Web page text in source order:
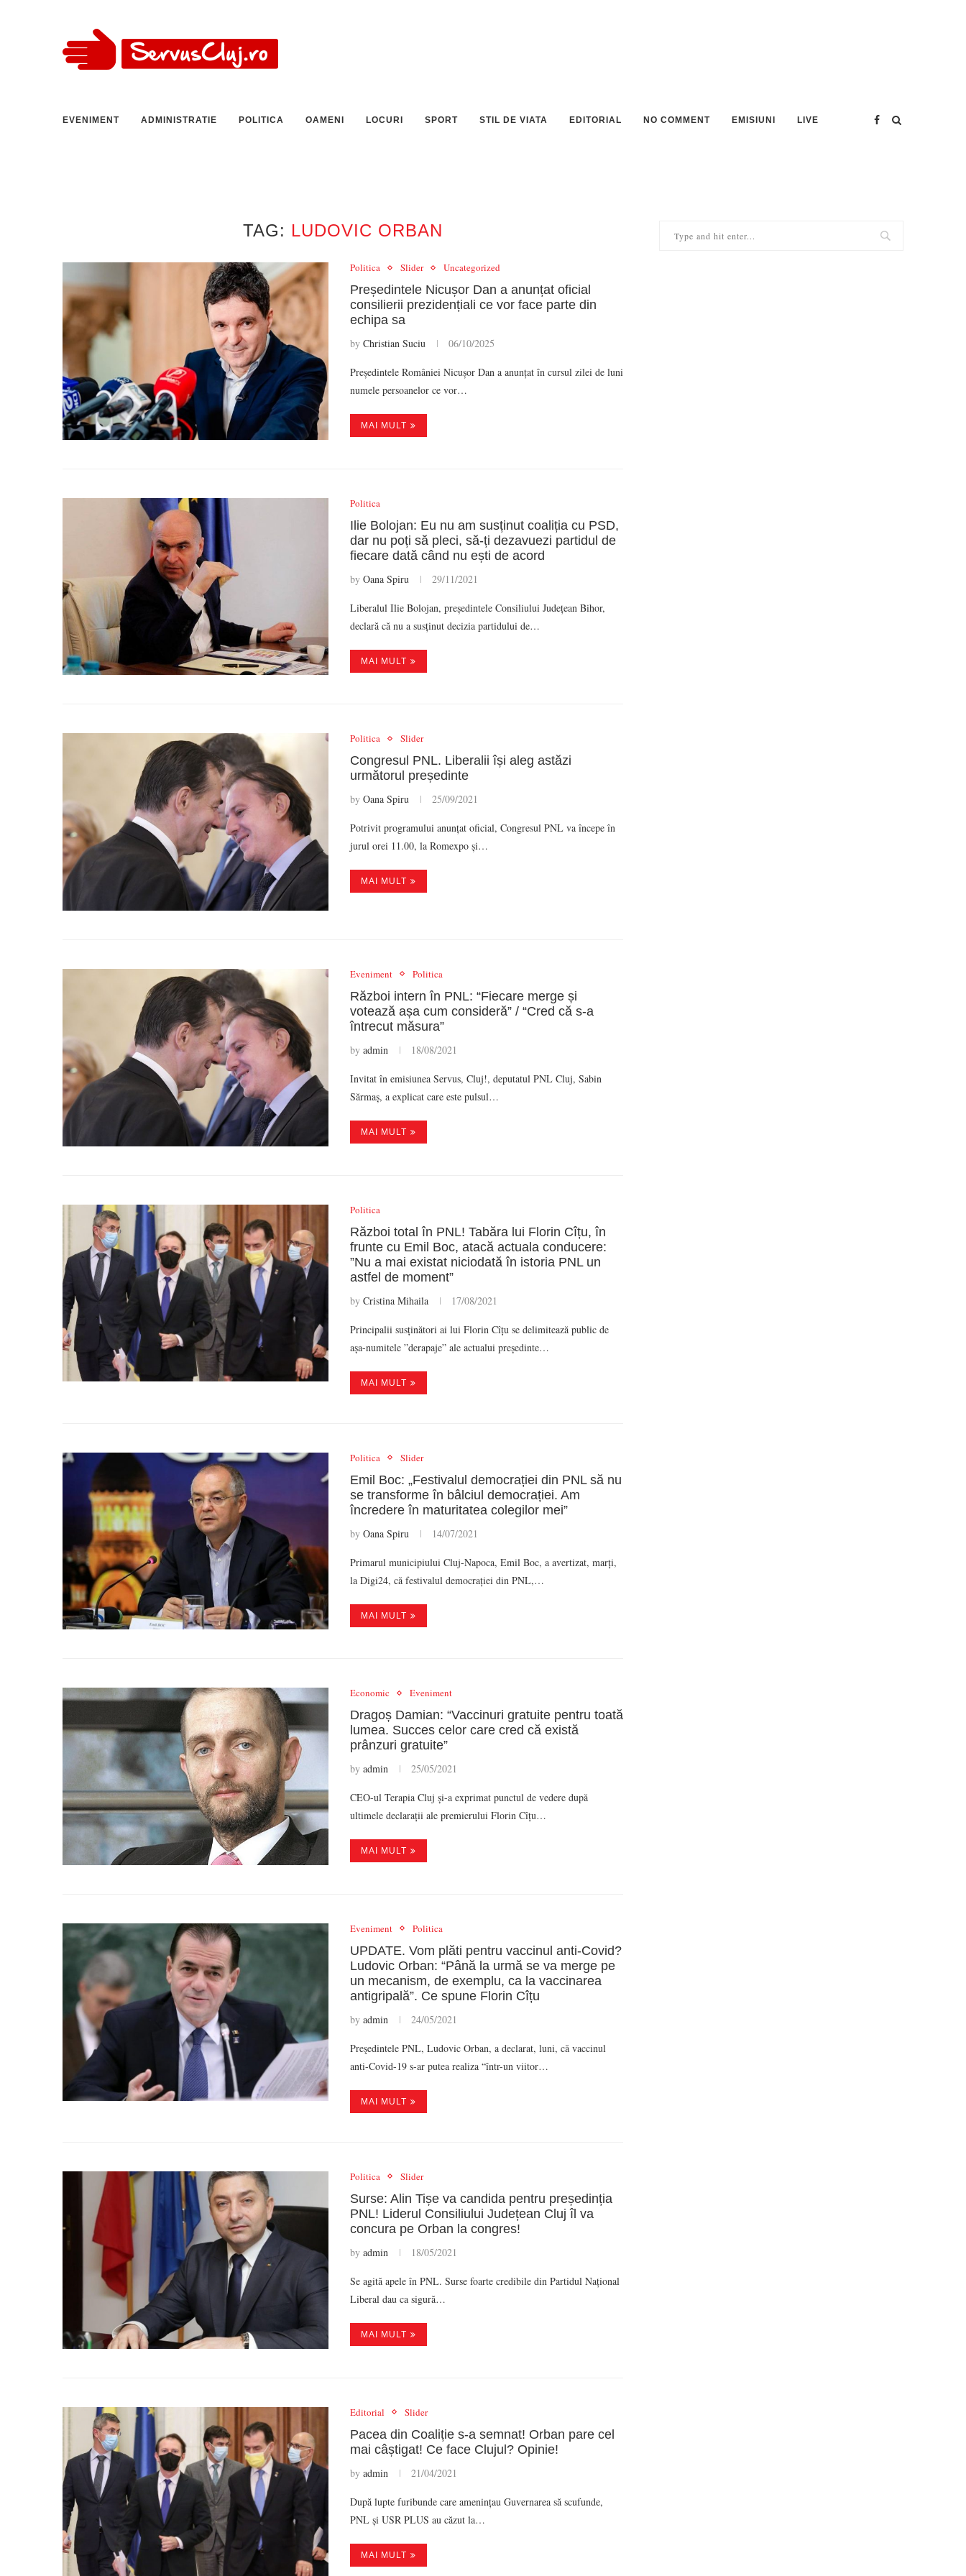
EVENIMENT ADMINISTRATIE POLITICA OAMENI LOCURI SPORT STIL DE VIATA EDITORIAL NO COMMENT EMISIUNI LIVE
TAG: LUDOVIC ORBAN
Politica Slider Uncategorized
Președintele Nicușor Dan a anunțat oficial
consilierii prezidențiali ce vor face parte din
echipa sa
by Christian Suciu 06/10/2025
Președintele României Nicușor Dan a anunțat în cursul zilei de luni
numele persoanelor ce vor…
MAI MULT
Politica
Ilie Bolojan: Eu nu am susținut coaliția cu PSD,
dar nu poți să pleci, să-ți dezavuezi partidul de
fiecare dată când nu ești de acord
by Oana Spiru 29/11/2021
Liberalul Ilie Bolojan, președintele Consiliului Județean Bihor,
declară că nu a susținut decizia partidului de…
MAI MULT
Politica Slider
Congresul PNL. Liberalii își aleg astăzi
următorul președinte
by Oana Spiru 25/09/2021
Potrivit programului anunțat oficial, Congresul PNL va începe în
jurul orei 11.00, la Romexpo și…
MAI MULT
Eveniment Politica
Război intern în PNL: “Fiecare merge și
votează așa cum consideră” / “Cred că s-a
întrecut măsura”
by admin 18/08/2021
Invitat în emisiunea Servus, Cluj!, deputatul PNL Cluj, Sabin
Sărmaș, a explicat care este pulsul…
MAI MULT
Politica
Război total în PNL! Tabăra lui Florin Cîțu, în
frunte cu Emil Boc, atacă actuala conducere:
”Nu a mai existat niciodată în istoria PNL un
astfel de moment”
by Cristina Mihaila 17/08/2021
Principalii susținători ai lui Florin Cîțu se delimitează public de
așa-numitele ”derapaje” ale actualui președinte…
MAI MULT
Politica Slider
Emil Boc: „Festivalul democrației din PNL să nu
se transforme în bâlciul democrației. Am
încredere în maturitatea colegilor mei”
by Oana Spiru 14/07/2021
Primarul municipiului Cluj-Napoca, Emil Boc, a avertizat, marți,
la Digi24, că festivalul democrației din PNL,…
MAI MULT
Economic Eveniment
Dragoș Damian: “Vaccinuri gratuite pentru toată
lumea. Succes celor care cred că există
prânzuri gratuite”
by admin 25/05/2021
CEO-ul Terapia Cluj și-a exprimat punctul de vedere după
ultimele declarații ale premierului Florin Cîțu…
MAI MULT
Eveniment Politica
UPDATE. Vom plăti pentru vaccinul anti-Covid?
Ludovic Orban: “Până la urmă se va merge pe
un mecanism, de exemplu, ca la vaccinarea
antigripală”. Ce spune Florin Cîțu
by admin 24/05/2021
Preşedintele PNL, Ludovic Orban, a declarat, luni, că vaccinul
anti-Covid-19 s-ar putea realiza “într-un viitor…
MAI MULT
Politica Slider
Surse: Alin Tișe va candida pentru președinția
PNL! Liderul Consiliului Județean Cluj îl va
concura pe Orban la congres!
by admin 18/05/2021
Se agită apele în PNL. Surse foarte credibile din Partidul Național
Liberal dau ca sigură…
MAI MULT
Editorial Slider
Pacea din Coaliție s-a semnat! Orban pare cel
mai câștigat! Ce face Clujul? Opinie!
by admin 21/04/2021
După lupte furibunde care amenințau Guvernarea să scufunde,
PNL și USR PLUS au căzut la…
MAI MULT